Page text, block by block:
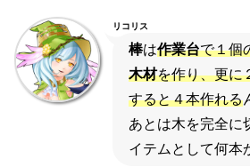
リコリス
棒は作業台で１個
木材を作り、更に
すると４本作れる
あとは木を完全に
イテムとして何本